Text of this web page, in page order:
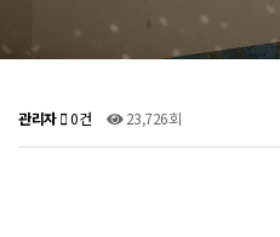
관리자 0건 23,726회